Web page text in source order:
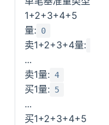
1+2+3+4+5
量: 0
卖1+2+3+4量:
...
卖1量: 4
买1量: 5
...
买1+2+3+4+5